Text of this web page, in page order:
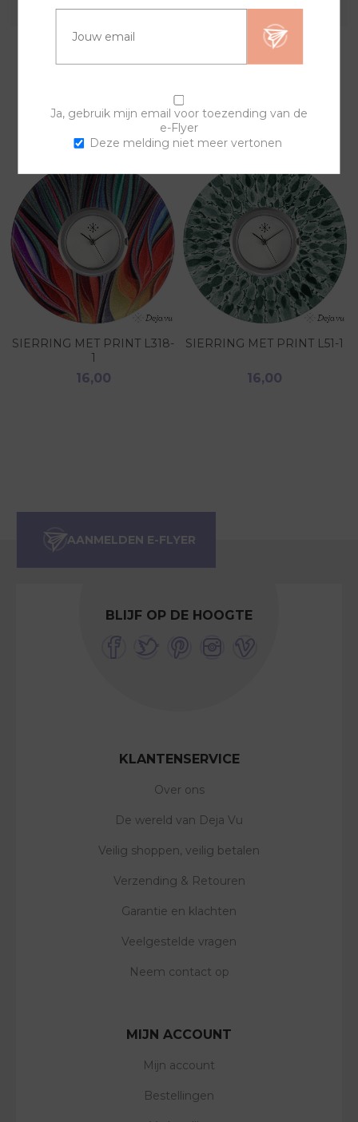
GERELATEERDE PRODUCTEN
SIERRING MET PRINT L318-
1
16,00
SIERRING MET PRINT L51-1
16,00
BLIJF OP DE HOOGTE
KLANTENSERVICE
Over ons
De wereld van Deja Vu
Veilig shoppen, veilig betalen
Verzending & Retouren
Garantie en klachten
Veelgestelde vragen
Neem contact op
MIJN ACCOUNT
Mijn account
Bestellingen
Ja, gebruik mijn email voor toezending van de
e-Flyer
Deze melding niet meer vertonen